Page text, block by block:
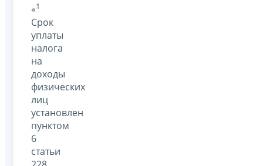
«1
Срок
уплаты
налога
на
доходы
физических
лиц
установлен
пунктом
6
статьи